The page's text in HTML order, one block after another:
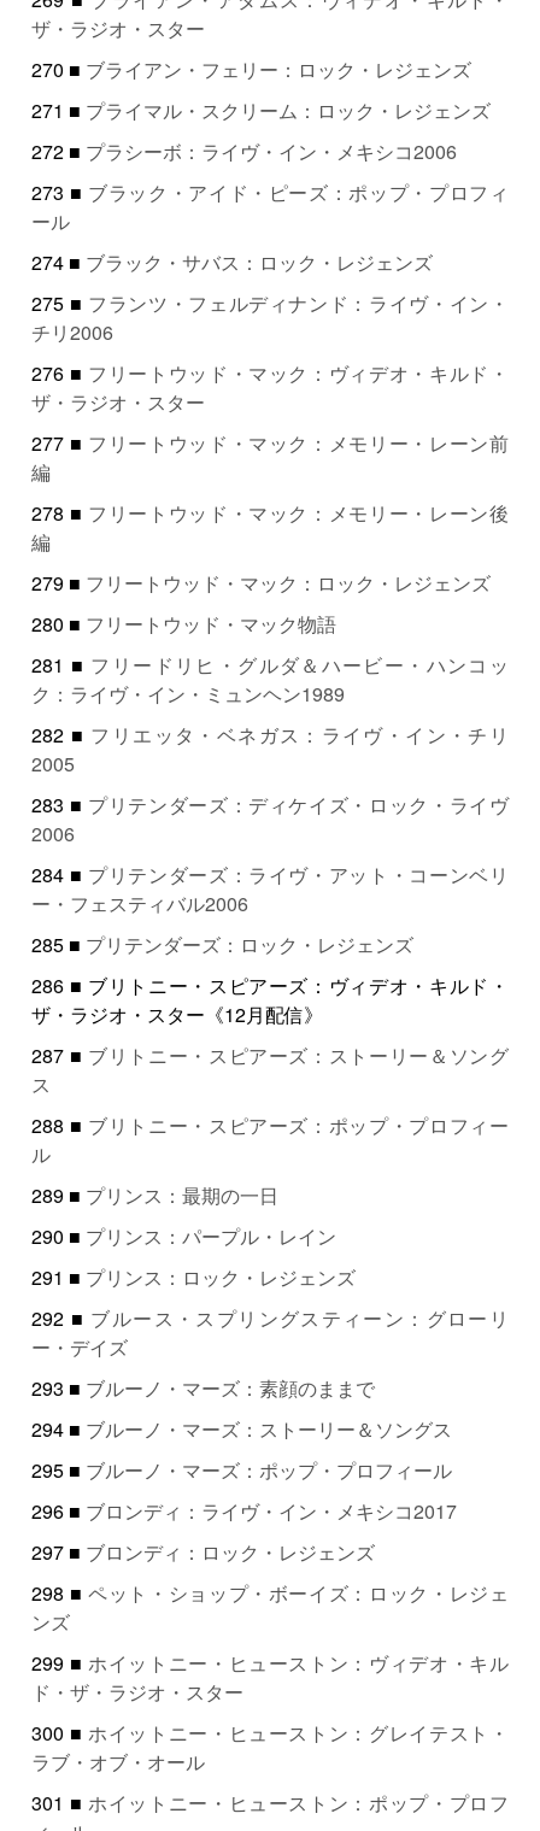
ザ・ラジオ・スター
270 ■ ブライアン・フェリー：ロック・レジェンズ
271 ■ プライマル・スクリーム：ロック・レジェンズ
272 ■ プラシーボ：ライヴ・イン・メキシコ2006
273 ■ ブラック・アイド・ピーズ：ポップ・プロフィ
ール
274 ■ ブラック・サバス：ロック・レジェンズ
275 ■ フランツ・フェルディナンド：ライヴ・イン・
チリ2006
276 ■ フリートウッド・マック：ヴィデオ・キルド・
ザ・ラジオ・スター
277 ■ フリートウッド・マック：メモリー・レーン前
編
278 ■ フリートウッド・マック：メモリー・レーン後
編
279 ■ フリートウッド・マック：ロック・レジェンズ
280 ■ フリートウッド・マック物語
281 ■ フリードリヒ・グルダ＆ハービー・ハンコッ
ク：ライヴ・イン・ミュンヘン1989
282 ■ フリエッタ・ベネガス：ライヴ・イン・チリ
2005
283 ■ プリテンダーズ：ディケイズ・ロック・ライヴ
2006
284 ■ プリテンダーズ：ライヴ・アット・コーンベリ
ー・フェスティバル2006
285 ■ プリテンダーズ：ロック・レジェンズ
286 ■ ブリトニー・スピアーズ：ヴィデオ・キルド・
ザ・ラジオ・スター《12月配信》
287 ■ ブリトニー・スピアーズ：ストーリー＆ソング
ス
288 ■ ブリトニー・スピアーズ：ポップ・プロフィー
ル
289 ■ プリンス：最期の一日
290 ■ プリンス：パープル・レイン
291 ■ プリンス：ロック・レジェンズ
292 ■ ブルース・スプリングスティーン：グローリ
ー・デイズ
293 ■ ブルーノ・マーズ：素顔のままで
294 ■ ブルーノ・マーズ：ストーリー＆ソングス
295 ■ ブルーノ・マーズ：ポップ・プロフィール
296 ■ ブロンディ：ライヴ・イン・メキシコ2017
297 ■ ブロンディ：ロック・レジェンズ
298 ■ペット・ショップ・ボーイズ：ロック・レジェ
ンズ
299 ■ホイットニー・ヒューストン：ヴィデオ・キル
ド・ザ・ラジオ・スター
300 ■ホイットニー・ヒューストン：グレイテスト・
ラブ・オブ・オール
301 ■ホイットニー・ヒューストン：ポップ・プロフ